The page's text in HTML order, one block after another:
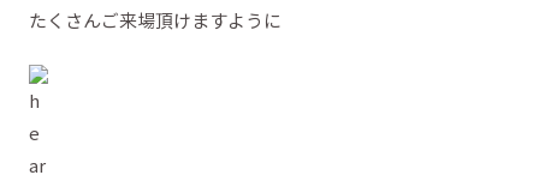
たくさんご来場頂けますように